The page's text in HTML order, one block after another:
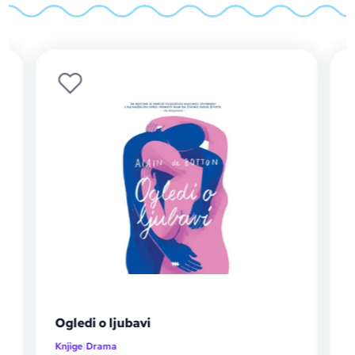
Ogledi o ljubavi
Knjige|Drama